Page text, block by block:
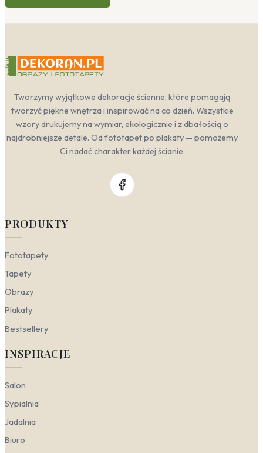
Tworzymy wyjątkowe dekoracje ścienne, które pomagają
tworzyć piękne wnętrza i inspirować na co dzień. Wszystkie
wzory drukujemy na wymiar, ekologicznie i z dbałością o
najdrobniejsze detale. Od fototapet po plakaty — pomożemy
Ci nadać charakter każdej ścianie.
PRODUKTY
Fototapety
Tapety
Obrazy
Plakaty
Bestsellery
INSPIRACJE
Salon
Sypialnia
Jadalnia
Biuro